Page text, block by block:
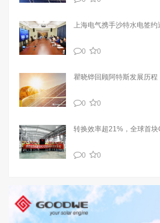
上海电气携手沙特水电签
0 0
瞿晓铧回顾阿特斯发展历程
0 0
转换效率超21%，全球首
0 0